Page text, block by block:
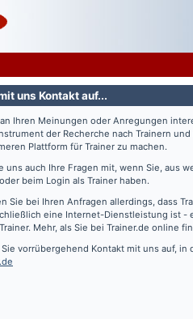
uns Kontakt auf...
Ihren Meinungen oder Anregungen
der Recherche nach Trainern
Plattform für Trainer zu machen.
uns auch Ihre Fragen mit, wenn Sie, aus
beim Login als Trainer haben.
Sie bei Ihren Anfragen allerdings, dass
eine Internet-Dienstleistung ist -
Mehr, als Sie bei Trainer.de online
vorrübergehend Kontakt mit uns auf, in